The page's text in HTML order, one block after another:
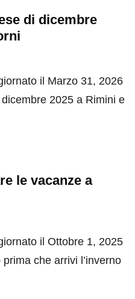
di dicembre
il Marzo 31, 2026
2025 a Rimini e
le vacanze a
il Ottobre 1, 2025
che arrivi l’inverno